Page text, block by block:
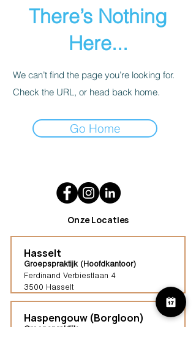
There’s Nothing
Here...
We can’t find the page you’re looking for.
Check the URL, or head back home.
Go Home
Onze Locaties
Hasselt
Groepspraktijk (Hoofdkantoor)
Ferdinand Verbiestlaan 4
3500 Hasselt
Haspengouw (Borgloon)